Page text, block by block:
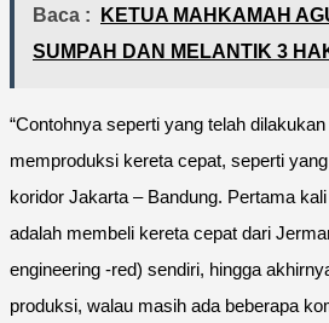
Baca :
KETUA MAHKAMAH
SUMPAH DAN MELANTIK 3
“Contohnya seperti yang telah
memproduksi kereta cepat, seperti
koridor Jakarta – Bandung. Pertama
adalah membeli kereta cepat dari
engineering -red) sendiri, hingga
produksi, walau masih ada beberapa